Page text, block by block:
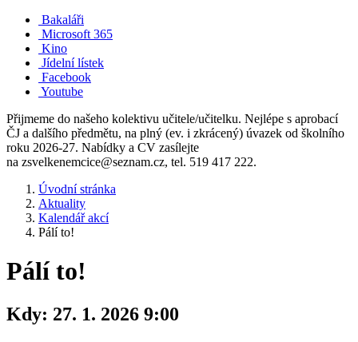
Bakaláři
Microsoft 365
Kino
Jídelní lístek
Facebook
Youtube
Přijmeme do našeho kolektivu učitele/učitelku. Nejlépe s aprobací
ČJ a dalšího předmětu, na plný (ev. i zkrácený) úvazek od školního
roku 2026-27. Nabídky a CV zasílejte
na zsvelkenemcice@seznam.cz, tel. 519 417 222.
Úvodní stránka
Aktuality
Kalendář akcí
Pálí to!
Pálí to!
Kdy: 27. 1. 2026 9:00